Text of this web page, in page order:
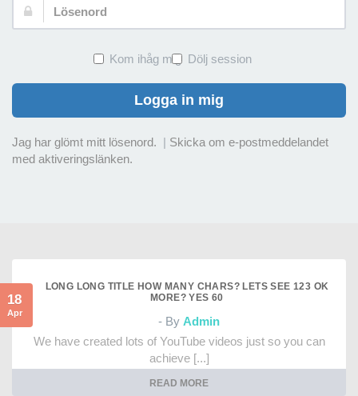
Lösenord:
Kom ihåg mig Dölj session
Logga in mig
Jag har glömt mitt lösenord. | Skicka om e-postmeddelandet
med aktiveringslänken.
18
Apr
LONG LONG TITLE HOW MANY CHARS? LETS SEE 123 OK
MORE? YES 60
- By Admin
We have created lots of YouTube videos just so you can
achieve [...]
READ MORE